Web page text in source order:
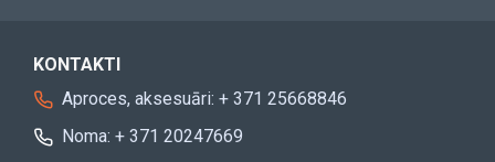
KONTAKTI
Aproces, aksesuāri: + 371 25668846
Noma: + 371 20247669